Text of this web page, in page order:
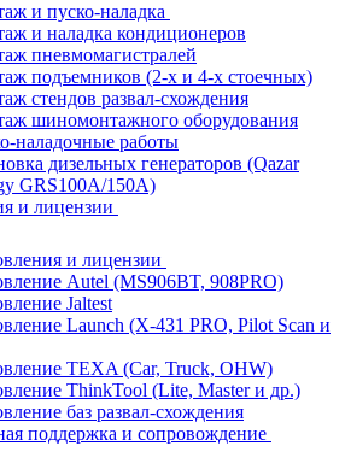
и пуско-наладка
и наладка кондиционеров
пневмомагистралей
подъемников (2-х и 4-х стоечных)
стендов развал-схождения
шиномонтажного оборудования
наладочные работы
дизельных генераторов (Qazar
GRS100A/150A)
и лицензии
и лицензии
Autel (MS906BT, 908PRO)
Jaltest
Launch (X-431 PRO, Pilot Scan и
TEXA (Car, Truck, OHW)
ThinkTool (Lite, Master и др.)
баз развал-схождения
поддержка и сопровождение